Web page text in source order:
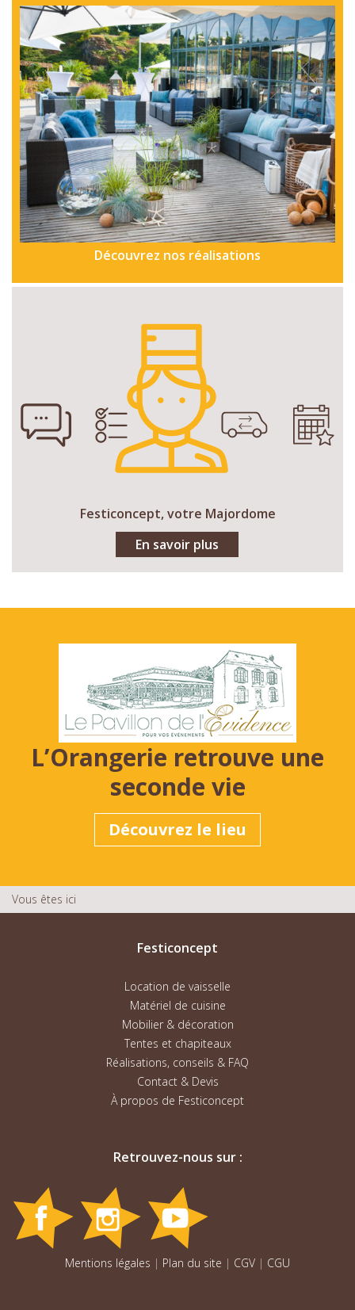
Découvrez nos réalisations
Festiconcept, votre Majordome
En savoir plus
L’Orangerie retrouve une
seconde vie
Découvrez le lieu
Vous êtes ici
Festiconcept
Location de vaisselle
Matériel de cuisine
Mobilier & décoration
Tentes et chapiteaux
Réalisations, conseils & FAQ
Contact & Devis
À propos de Festiconcept
Retrouvez-nous sur :
Mentions légales | Plan du site | CGV | CGU